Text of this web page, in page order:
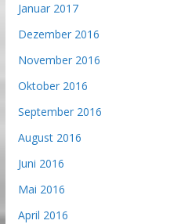
Januar 2017
Dezember 2016
November 2016
Oktober 2016
September 2016
August 2016
Juni 2016
Mai 2016
April 2016